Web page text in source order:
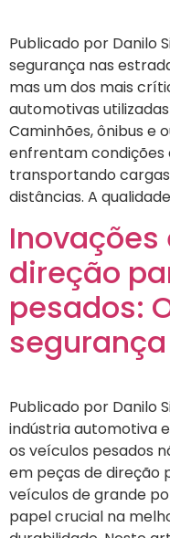
Publicado por Danilo
segurança nas
mas um dos mais
automotivas
Caminhões, ônibus e
enfrentam
transportando
distâncias. A
direção
pesados:
Publicado por Danilo
indústria automotiva
os veículos pesados
em peças de direção
veículos de grande
papel crucial na